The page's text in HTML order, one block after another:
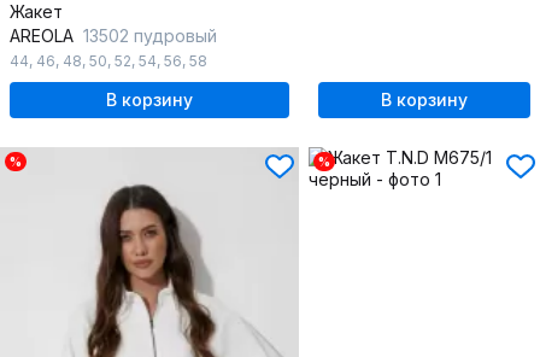
Жакет
AREOLA 13502 пудровый
44, 46, 48, 50, 52, 54, 56, 58
В корзину В корзину
% %